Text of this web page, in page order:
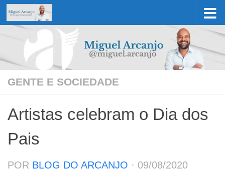
Skip to content
GENTE E SOCIEDADE
Artistas celebram o Dia dos
Pais
POR BLOG DO ARCANJO · 09/08/2020